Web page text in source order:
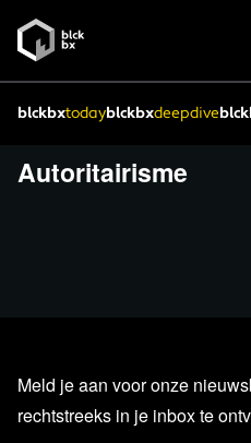
blckbxtodayblckbxdeepdive
Autoritairisme
Meld je aan voor onze
rechtstreeks in je inbox te